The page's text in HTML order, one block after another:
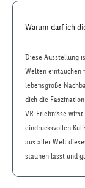
Warum darf ich
Diese Ausstellung
Welten eintauchen
lebensgroße
dich die
VR-Erlebnisse
eindrucksvollen
aus aller Welt
staunen lässt und